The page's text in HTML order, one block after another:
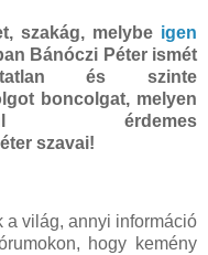
szakág, melybe igen
Bánóczi Péter ismét
és szinte
boncolgat, melyen
érdemes
szavai!
a világ, annyi információ
hogy kemény